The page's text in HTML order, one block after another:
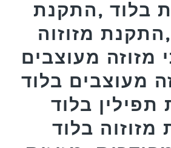
בלוד ,התקנת
,התקנת מזוזוה
מזוזה מעוצבים
מעוצבים בלוד
תפילין בלוד
מזוזוה בלוד